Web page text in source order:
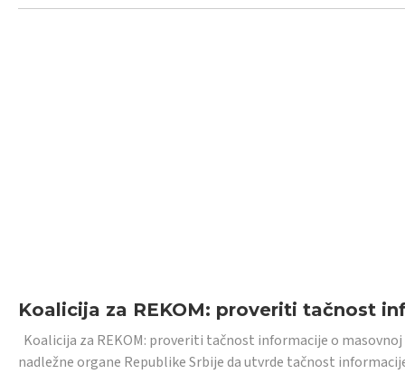
Koalicija za REKOM: proveriti tačnost
Koalicija za REKOM: proveriti tačnost informacije o
nadležne organe Republike Srbije da utvrde tačnost